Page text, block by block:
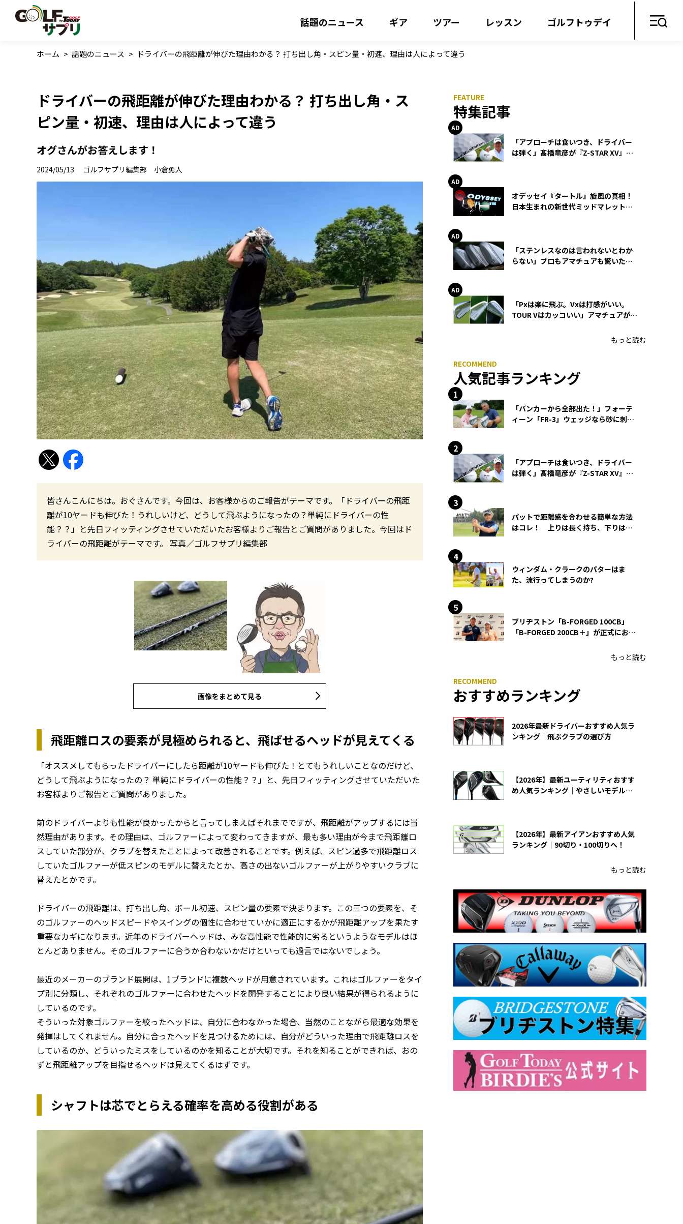
話題のニュース ギア ツアー レッスン ゴルフトゥデイ
ホーム > 話題のニュース > ドライバーの飛距離が伸びた理由わかる？ 打ち出し角・スピン量・初速、理由は人によって違う
ドライバーの飛距離が伸びた理由わかる？ 打ち出し角・ス
ピン量・初速、理由は人によって違う
オグさんがお答えします！
2024/05/13 ゴルフサプリ編集部 小倉勇人
皆さんこんにちは。おぐさんです。今回は、お客様からのご報告がテーマです。「ドライバーの飛距
離が10ヤードも伸びた！うれしいけど、どうして飛ぶようになったの？単純にドライバーの性
能？？」と先日フィッティングさせていただいたお客様よりご報告とご質問がありました。今回はド
ライバーの飛距離がテーマです。 写真／ゴルフサプリ編集部
画像をまとめて見る
飛距離ロスの要素が見極められると、飛ばせるヘッドが見えてくる
「オススメしてもらったドライバーにしたら距離が10ヤードも伸びた！とてもうれしいことなのだけど、
どうして飛ぶようになったの？ 単純にドライバーの性能？？」と、先日フィッティングさせていただいた
お客様よりご報告とご質問がありました。
前のドライバーよりも性能が良かったからと言ってしまえばそれまでですが、飛距離がアップするには当
然理由があります。その理由は、ゴルファーによって変わってきますが、最も多い理由が今まで飛距離ロ
スしていた部分が、クラブを替えたことによって改善されることです。例えば、スピン過多で飛距離ロス
していたゴルファーが低スピンのモデルに替えたとか、高さの出ないゴルファーが上がりやすいクラブに
替えたとかです。
ドライバーの飛距離は、打ち出し角、ボール初速、スピン量の要素で決まります。この三つの要素を、そ
のゴルファーのヘッドスピードやスイングの個性に合わせていかに適正にするかが飛距離アップを果たす
重要なカギになります。近年のドライバーヘッドは、みな高性能で性能的に劣るというようなモデルはほ
とんどありません。そのゴルファーに合うか合わないかだけといっても過言ではないでしょう。
最近のメーカーのブランド展開は、1ブランドに複数ヘッドが用意されています。これはゴルファーをタイ
プ別に分類し、それぞれのゴルファーに合わせたヘッドを開発することにより良い結果が得られるように
しているのです。
そういった対象ゴルファーを絞ったヘッドは、自分に合わなかった場合、当然のことながら最適な効果を
発揮はしてくれません。自分に合ったヘッドを見つけるためには、自分がどういった理由で飛距離ロスを
しているのか、どういったミスをしているのかを知ることが大切です。それを知ることができれば、おの
ずと飛距離アップを目指せるヘッドは見えてくるはずです。
シャフトは芯でとらえる確率を高める役割がある
特集記事
「アプローチは食いつき、ドライバー
は弾く」髙橋竜彦が『Z-STAR XV』を
オデッセイ『タートル』旋風の真相！
日本生まれの新世代ミッドマレットが
「ステンレスなのは言われないとわか
らない」プロもアマチュアも驚いた
「Pxは楽に飛ぶ。Vxは打感がいい。
TOUR Vはカッコいい」アマチュアが選
もっと読む
人気記事ランキング
「バンカーから全部出た！」フォーテ
ィーン「FR-3」ウェッジなら砂に刺さ
「アプローチは食いつき、ドライバー
は弾く」髙橋竜彦が『Z-STAR XV』を
パットで距離感を合わせる簡単な方法
はコレ！ 上りは長く持ち、下りは短
ウィンダム・クラークのパターはま
た、流行ってしまうのか?
ブリヂストン「B-FORGED 100CB」
「B-FORGED 200CB＋」が正式にお披
もっと読む
おすすめランキング
2026年最新ドライバーおすすめ人気ラ
ンキング｜飛ぶクラブの選び方
【2026年】最新ユーティリティおすす
め人気ランキング｜やさしいモデルの
【2026年】最新アイアンおすすめ人気
ランキング｜90切り・100切りへ！
もっと読む